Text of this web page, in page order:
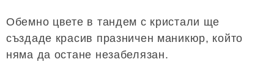
Обемно цвете в тандем с кристали ще
създаде красив празничен маникюр, който
няма да остане незабелязан.